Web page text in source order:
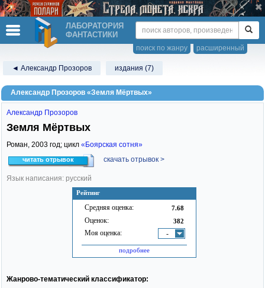
ЛАБОРАТОРИЯ
ФАНТАСТИКИ
расширенный
поиск по жанру
◄ Александр Прозоров издания (7)
Александр Прозоров «Земля Мёртвых»
Рейтинг
Средняя оценка: 7.68
Оценок: 382
Моя оценка: -
подробнее
Александр Прозоров
Земля Мёртвых
Роман, 2003 год; цикл «Боярская сотня»
читать отрывок скачать отрывок >
Язык написания: русский
Жанрово-тематический классификатор: